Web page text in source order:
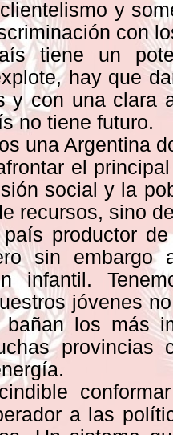
y
con
tiene un
hay que
y con una clara
no tiene futuro.
una Argentina
el
social y la
recursos, sino
productor
sin
infantil.
jóvenes
bañan los más
provincias
a las